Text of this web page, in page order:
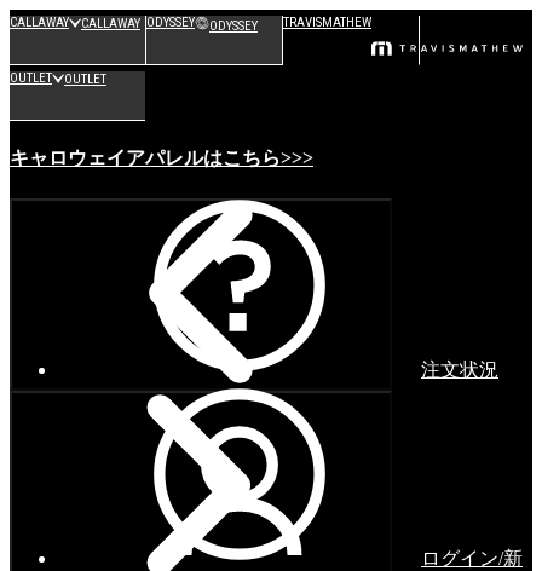
CALLAWAY CALLAWAY ODYSSEY ODYSSEY TRAVISMATHEW
OUTLET OUTLET
キャロウェイアパレルはこちら>>>
注文状況
ログイン/新